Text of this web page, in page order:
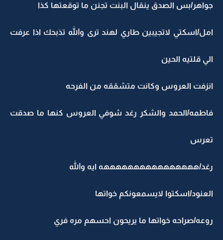
جواهر/بس الصدق ينقال البنت تجنن ما توقعتها كذا
امل/اسكتي لاتجيبين طاري لهند ترى والله تذبحك اذا عرفت
الي قلتيه الحين
انزفت العروس وكانت متشققه من الفرحه
فاطمه/الحمد والشكر رغد شوفي العروس كنها ما صدقت
تعرس
رغد/ههههههههههههههههه ايه والله
العنود/اسكتوا لايسمعونكم خواتها
روعه/صراحه خواتها ما يريحون احسهم مره فري